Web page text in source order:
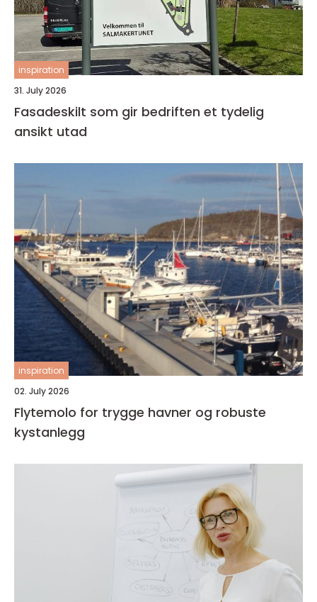
inspiration
31. July 2026
Fasadeskilt som gir bedriften et tydelig
ansikt utad
inspiration
02. July 2026
Flytemolo for trygge havner og robuste
kystanlegg